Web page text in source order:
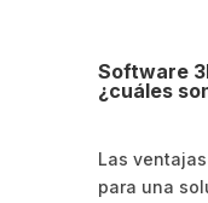
Software
¿cuáles
Las
para una